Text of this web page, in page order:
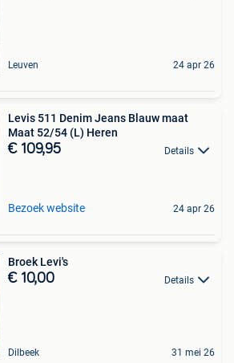
Leuven 24 apr 26
Levis 511 Denim Jeans Blauw maat
Maat 52/54 (L) Heren
€ 109,95 Details
Bezoek website 24 apr 26
Broek Levi's
€ 10,00 Details
Dilbeek 31 mei 26